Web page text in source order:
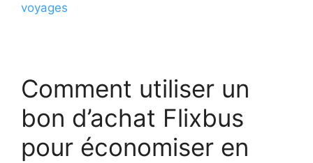
voyages
Comment utiliser un
bon d’achat Flixbus
pour économiser en